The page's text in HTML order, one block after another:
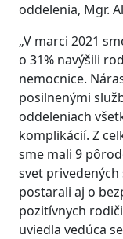
oddelenia, Mgr.
„V marci 2021
o 31% navýšili
nemocnice.
posilnenými
oddeleniach
komplikácií. Z
sme mali 9
svet privedených
postarali aj o
pozitívnych
uviedla vedúca